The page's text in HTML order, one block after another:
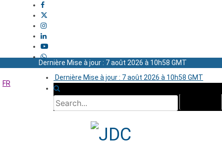
Dernière Mise à jour : 7 août 2026 à 10h58 GMT
Dernière Mise à jour : 7 août 2026 à 10h58 GMT
FR